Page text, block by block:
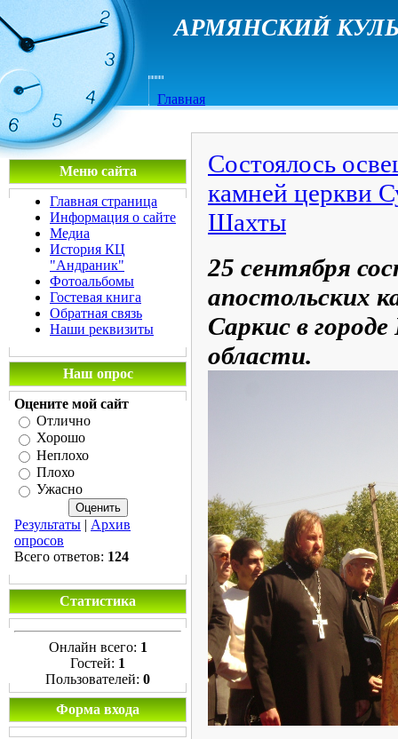
АРМЯНСКИЙ
Главная
Меню сайта
Главная страница
Информация о сайте
Медиа
История КЦ
"Андраник"
Фотоальбомы
Гостевая книга
Обратная связь
Наши реквизиты
Наш опрос
Оцените мой сайт
Отлично
Хорошо
Неплохо
Плохо
Ужасно
Результаты | Архив
опросов
Всего ответов: 124
Статистика
Онлайн всего: 1
Гостей: 1
Пользователей: 0
Форма входа
Состоялось
камней церкви
Шахты
25 сентября
апостольских
Саркис в
области.